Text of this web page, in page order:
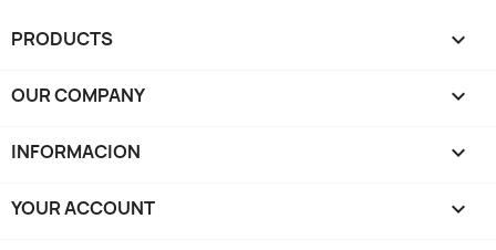
PRODUCTS 
OUR COMPANY 
INFORMACION 
YOUR ACCOUNT 